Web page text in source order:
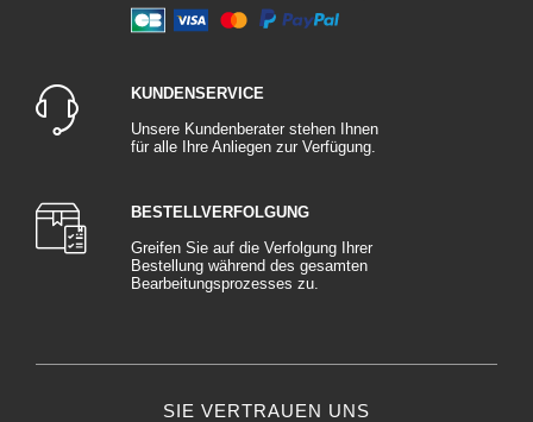
KUNDENSERVICE
Unsere Kundenberater stehen Ihnen
für alle Ihre Anliegen zur Verfügung.
BESTELLVERFOLGUNG
Greifen Sie auf die Verfolgung Ihrer
Bestellung während des gesamten
Bearbeitungsprozesses zu.
SIE VERTRAUEN UNS